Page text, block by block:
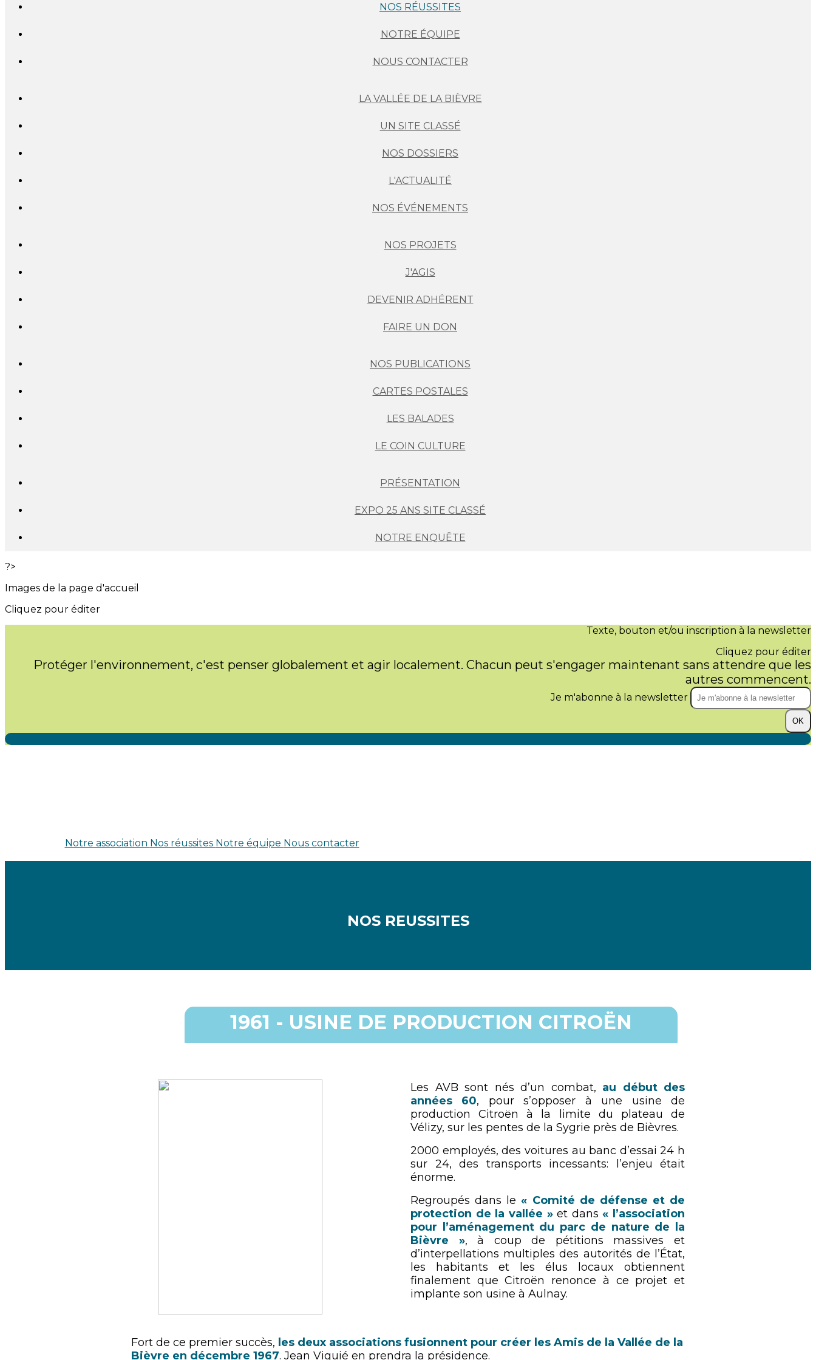
NOS RÉUSSITES
NOTRE ÉQUIPE
NOUS CONTACTER
LA VALLÉE DE LA BIÈVRE
UN SITE CLASSÉ
NOS DOSSIERS
L'ACTUALITÉ
NOS ÉVÉNEMENTS
NOS PROJETS
J'AGIS
DEVENIR ADHÉRENT
FAIRE UN DON
NOS PUBLICATIONS
CARTES POSTALES
LES BALADES
LE COIN CULTURE
PRÉSENTATION
EXPO 25 ANS SITE CLASSÉ
NOTRE ENQUÊTE
?>
Images de la page d'accueil
Cliquez pour éditer
Texte, bouton et/ou inscription à la newsletter
Cliquez pour éditer
Protéger l'environnement, c'est penser globalement et agir localement. Chacun peut s'engager maintenant sans attendre que les
autres commencent.
Je m'abonne à la newsletter
OK
Notre association Nos réussites Notre équipe Nous contacter
NOS REUSSITES
1961 - USINE DE PRODUCTION CITROËN
Les AVB sont nés d’un combat, au début des
années 60, pour s’opposer à une usine de
production Citroën à la limite du plateau de
Vélizy, sur les pentes de la Sygrie près de Bièvres.
2000 employés, des voitures au banc d’essai 24 h
sur 24, des transports incessants: l’enjeu était
énorme.
Regroupés dans le« Comité de défense et de
protection de la vallée »et dans« l’association
pour l’aménagement du parc de nature de la
Bièvre », à coup de pétitions massives et
d’interpellations multiples des autorités de l’État,
les habitants et les élus locaux obtiennent
finalement que Citroën renonce à ce projet et
implante son usine à Aulnay.
Fort de ce premier succès, les deux associations fusionnent pour créer les Amis de la Vallée de la
Bièvre en décembre 1967. Jean Viguié en prendra la présidence.